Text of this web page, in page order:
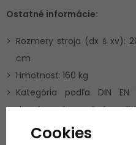
Ostatné informácie:
Rozmery stroja (dx š xv):
cm
Hmotnosť: 160 kg
Kategória podľa DIN
domáce a komerčné
Záruka pre domáce
Cookies